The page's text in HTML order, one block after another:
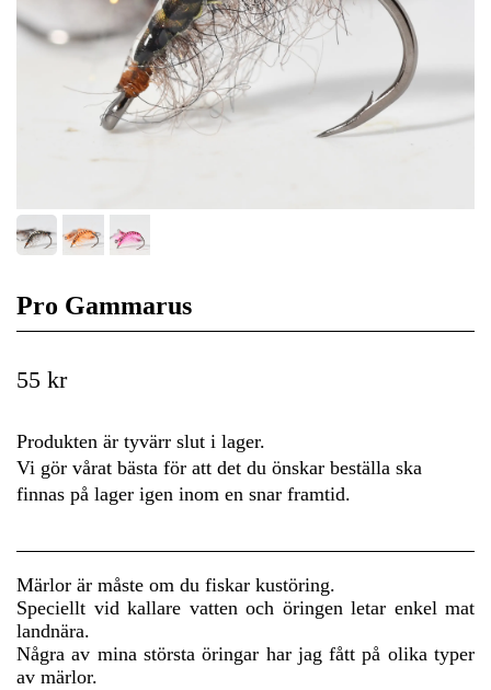
Pro Gammarus
55 kr
Produkten är tyvärr slut i lager.
Vi gör vårat bästa för att det du önskar beställa ska
finnas på lager igen inom en snar framtid.
Märlor är måste om du fiskar kustöring.
Speciellt vid kallare vatten och öringen letar enkel mat
landnära.
Några av mina största öringar har jag fått på olika typer
av märlor.